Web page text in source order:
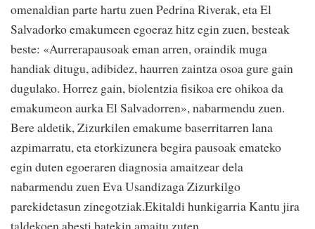
omenaldian parte hartu zuen Pedrina Riverak, eta El
Salvadorko emakumeen egoeraz hitz egin zuen, besteak
beste: «Aurrerapausoak eman arren, oraindik muga
handiak ditugu, adibidez, haurren zaintza osoa gure gain
dugulako. Horrez gain, biolentzia fisikoa ere ohikoa da
emakumeon aurka El Salvadorren», nabarmendu zuen.
Bere aldetik, Zizurkilen emakume baserritarren lana
azpimarratu, eta etorkizunera begira pausoak emateko
egin duten egoeraren diagnosia amaitzear dela
nabarmendu zuen Eva Usandizaga Zizurkilgo
parekidetasun zinegotziak.Ekitaldi hunkigarria Kantu jira
taldekoen abesti batekin amaitu zuten.